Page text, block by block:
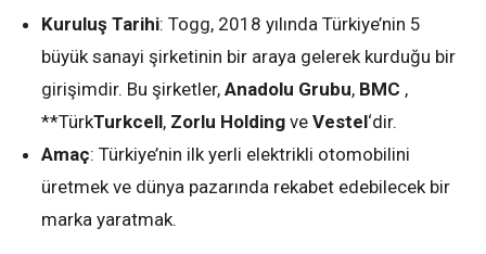
Kuruluş Tarihi: Togg, 2018 yılında Türkiye’nin 5
büyük sanayi şirketinin bir araya gelerek kurduğu bir
girişimdir. Bu şirketler, Anadolu Grubu, BMC ,
**TürkTurkcell, Zorlu Holding ve Vestel‘dir.
Amaç: Türkiye’nin ilk yerli elektrikli otomobilini
üretmek ve dünya pazarında rekabet edebilecek bir
marka yaratmak.